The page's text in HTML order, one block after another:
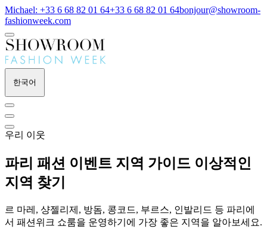
Michael: +33 6 68 82 01 64+33 6 68 82 01 64bonjour@showroom-
fashionweek.com
한국어
우리 이웃
파리 패션 이벤트 지역 가이드 이상적인
지역 찾기
르 마레, 샹젤리제, 방돔, 콩코드, 부르스, 인발리드 등 파리에
서 패션위크 쇼룸을 운영하기에 가장 좋은 지역을 알아보세요.